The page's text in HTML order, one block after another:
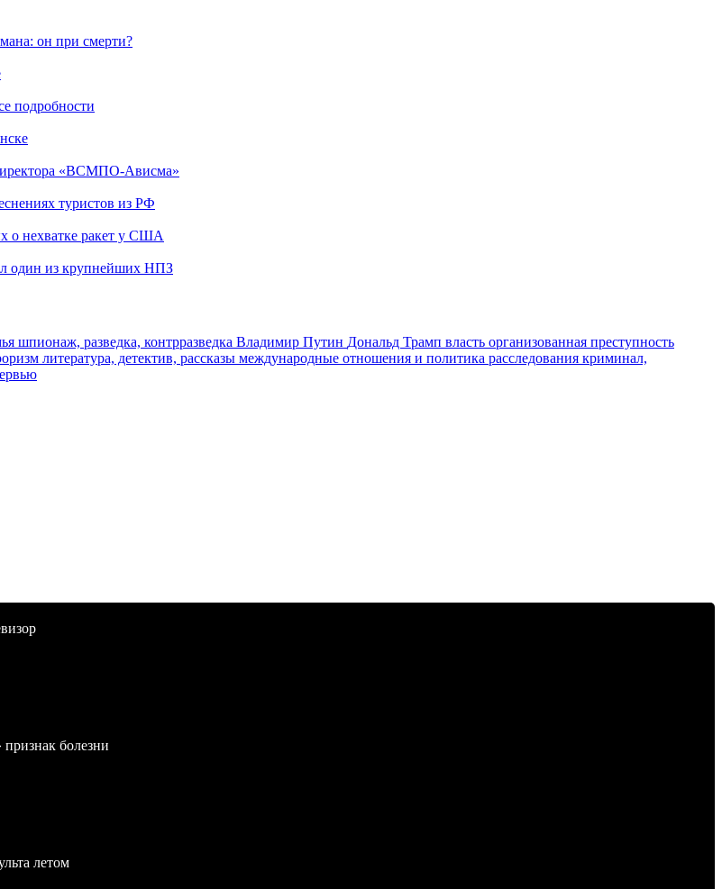
он при смерти?
подробности
«ВСМПО-Ависма»
туристов из РФ
о нехватке ракет у США
один из крупнейших НПЗ
шпионаж, разведка, контрразведка Владимир Путин Дональд Трамп власть организованная преступность
литература, детектив, рассказы международные отношения и политика расследования криминал,
болезни
летом